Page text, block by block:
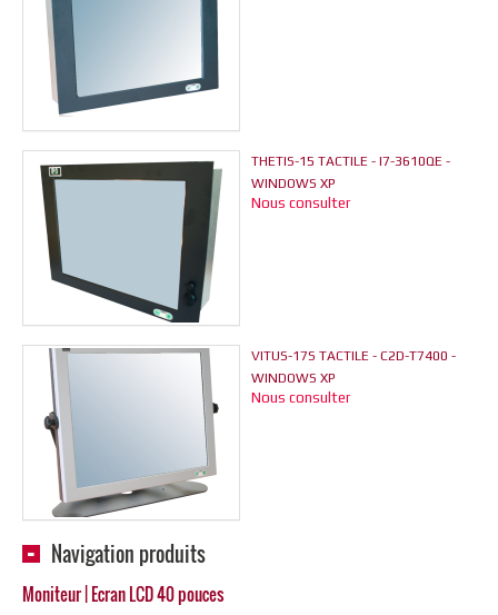
THETIS-15 TACTILE - I7-3610QE -
WINDOWS XP
Nous consulter
VITUS-17S TACTILE - C2D-T7400 -
WINDOWS XP
Nous consulter
Navigation produits
Moniteur | Ecran LCD 40 pouces